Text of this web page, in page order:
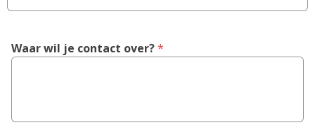
Waar wil je contact over? *